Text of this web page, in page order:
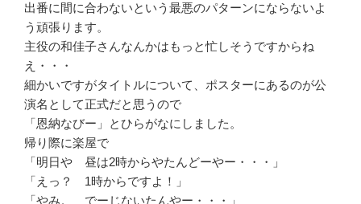
出番に間に合わないという最悪のパターンにならないよ
う頑張ります。
主役の和佳子さんなんかはもっと忙しそうですからね
え・・・
細かいですがタイトルについて、ポスターにあるのが公
演名として正式だと思うので
「恩納なびー」とひらがなにしました。
帰り際に楽屋で
「明日や 昼は2時からやたんどーやー・・・」
「えっ？ 1時からですよ！」
「やみ。 でーじないたんやー・・・」